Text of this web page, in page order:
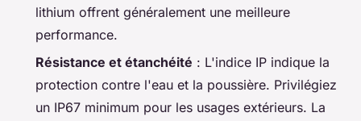
lithium offrent généralement une meilleure
performance.
Résistance et étanchéité : L'indice IP indique la
protection contre l'eau et la poussière. Privilégiez
un IP67 minimum pour les usages extérieurs. La